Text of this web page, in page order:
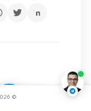
© 2026 أبو عمر. جميع الحقوق محفوظة.